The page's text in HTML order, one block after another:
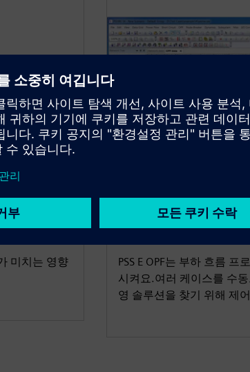
미치는 영향
PSS E v34용 옵
PSS E OPF는 부하 흐름
시켜요.여러 케이스를 수
영 솔루션을 찾기 위해 제